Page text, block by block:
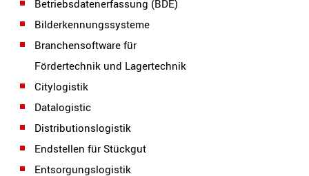
Betriebsdatenerfassung (BDE)
Bilderkennungssysteme
Branchensoftware für
Fördertechnik und Lagertechnik
Citylogistik
Datalogistic
Distributionslogistik
Endstellen für Stückgut
Entsorgungslogistik